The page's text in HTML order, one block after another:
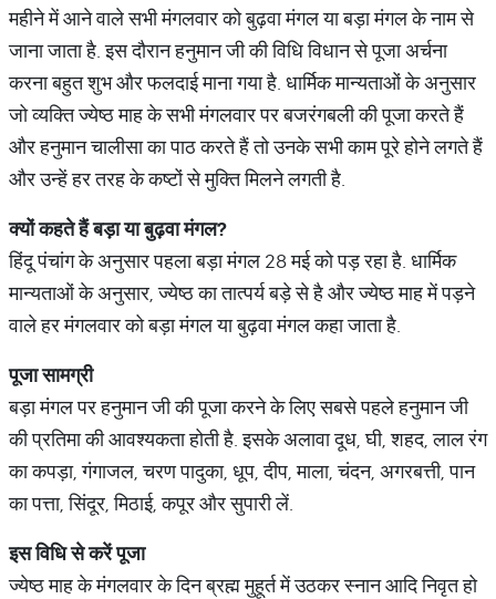
महीने में आने वाले सभी मंगलवार को बुढ़वा मंगल या बड़ा मंगल के नाम से
जाना जाता है. इस दौरान हनुमान जी की विधि विधान से पूजा अर्चना
करना बहुत शुभ और फलदाई माना गया है. धार्मिक मान्यताओं के अनुसार
जो व्यक्ति ज्येष्ठ माह के सभी मंगलवार पर बजरंगबली की पूजा करते हैं
और हनुमान चालीसा का पाठ करते हैं तो उनके सभी काम पूरे होने लगते हैं
और उन्हें हर तरह के कष्टों से मुक्ति मिलने लगती है.
क्योंकहतेहैंबड़ायाबुढ़वामंगल?
हिंदू पंचांग के अनुसार पहला बड़ा मंगल 28 मई को पड़ रहा है. धार्मिक
मान्यताओं के अनुसार, ज्येष्ठ का तात्पर्य बड़े से है और ज्येष्ठ माह में पड़ने
वाले हर मंगलवार को बड़ा मंगल या बुढ़वा मंगल कहा जाता है.
पूजासामग्री
बड़ा मंगल पर हनुमान जी की पूजा करने के लिए सबसे पहले हनुमान जी
की प्रतिमा की आवश्यकता होती है. इसके अलावा दूध, घी, शहद, लाल रंग
का कपड़ा, गंगाजल, चरण पादुका, धूप, दीप, माला, चंदन, अगरबत्ती, पान
का पत्ता, सिंदूर, मिठाई, कपूर और सुपारी लें.
इसविधिसेकरेंपूजा
ज्येष्ठ माह के मंगलवार के दिन ब्रह्म मुहूर्त में उठकर स्नान आदि निवृत हो